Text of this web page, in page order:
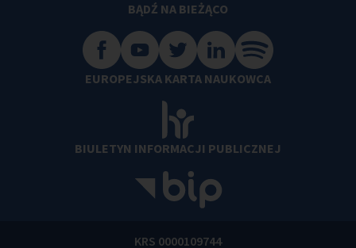
BĄDŹ NA BIEŻĄCO
EUROPEJSKA KARTA NAUKOWCA
BIULETYN INFORMACJI PUBLICZNEJ
KRS 0000109744